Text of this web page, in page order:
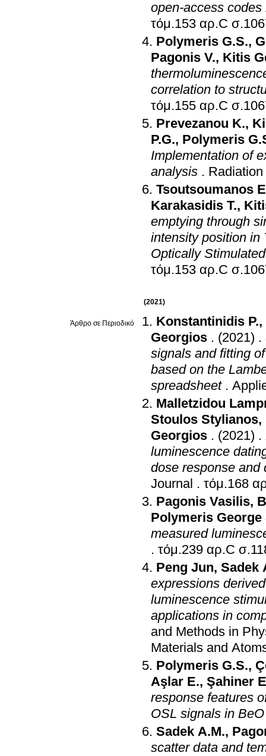
open-access
τόμ.153
Polymeris G.S.,
Pagonis V., Kitis
correlation to
τόμ.155
Prevezanou K.,
P.G., Polymeris
Implementation of
analysis .
Tsoutsoumanos
Karakasidis T.,
emptying through
intensity position in
Optically
τόμ.153
(2021)
Άρθρο σε Περιοδικό Konstantinidis P.,
Georgios . (2021) .
signals and fitting
based on the
spreadsheet .
Malletzidou
Stoulos Stylianos,
Georgios . (2021) .
luminescence
dose response and
Journal .
Pagonis Vasilis,
Polymeris George
measured
.
τόμ.239
Peng Jun, Sadek
expressions
luminescence
applications in
and Methods in
Materials and
Polymeris G.S.,
Aşlar E., Şahiner
response features
OSL signals in BeO
Sadek A.M.,
scatter data and